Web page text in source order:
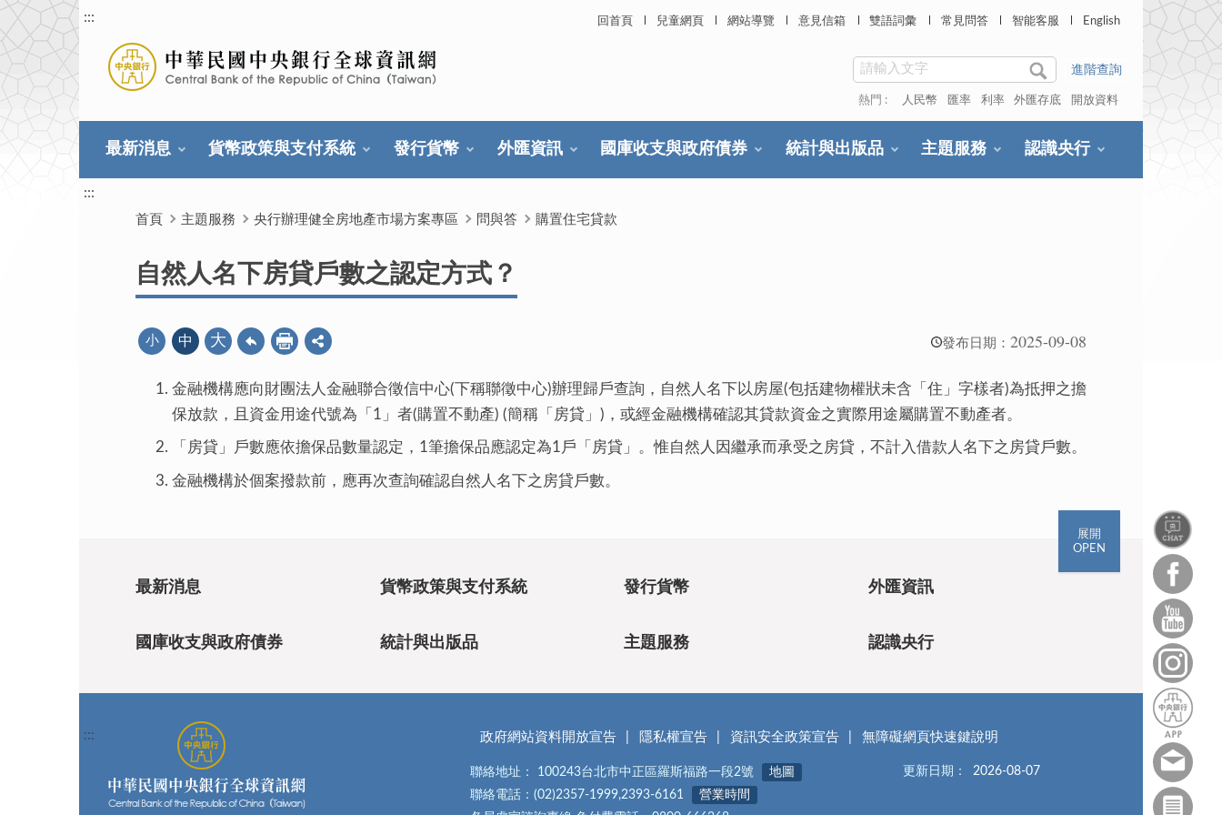
回首頁 兒童網頁 網站導覽 意見信箱 雙語詞彙 常見問答 智能客服 English
:::
進階查詢
熱門 : 人民幣 匯率 利率 外匯存底 開放資料
最新消息 貨幣政策與支付系統 發行貨幣 外匯資訊 國庫收支與政府債券 統計與出版品 主題服務 認識央行
:::
首頁 主題服務 央行辦理健全房地產市場方案專區 問與答 購置住宅貸款
自然人名下房貸戶數之認定方式？
發布日期： 2025-09-08
小 中 大
金融機構應向財團法人金融聯合徵信中心(下稱聯徵中心)辦理歸戶查詢，自然人名下以房屋(包括建物權狀未含「住」字樣者)為抵押之擔
保放款，且資金用途代號為「1」者(購置不動產) (簡稱「房貸」)，或經金融機構確認其貸款資金之實際用途屬購置不動產者。
「房貸」戶數應依擔保品數量認定，1筆擔保品應認定為1戶「房貸」。惟自然人因繼承而承受之房貸，不計入借款人名下之房貸戶數。
金融機構於個案撥款前，應再次查詢確認自然人名下之房貸戶數。
展開
OPEN
最新消息 貨幣政策與支付系統 發行貨幣 外匯資訊
國庫收支與政府債券 統計與出版品 主題服務 認識央行
::: 政府網站資料開放宣告 隱私權宣告 資訊安全政策宣告 無障礙網頁快速鍵說明
聯絡地址： 100243台北市中正區羅斯福路一段2號
地圖
聯絡電話：(02)2357-1999,2393-6161
營業時間
更新日期： 2026-08-07